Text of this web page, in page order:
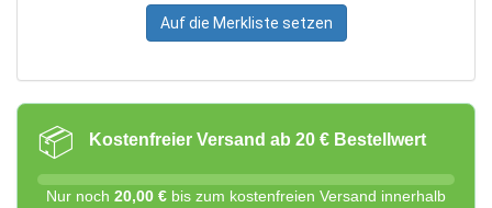
Auf die Merkliste setzen
📦 Kostenfreier Versand ab 20 € Bestellwert
Nur noch 20,00 € bis zum kostenfreien Versand innerhalb